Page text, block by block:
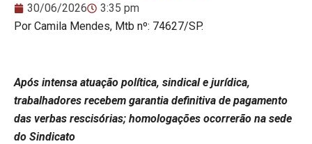
30/06/2026
3:35 pm
Por Camila Mendes, Mtb nº: 74627/SP.
Após intensa atuação política, sindical e jurídica,
trabalhadores recebem garantia definitiva de pagamento
das verbas rescisórias; homologações ocorrerão na sede
do Sindicato